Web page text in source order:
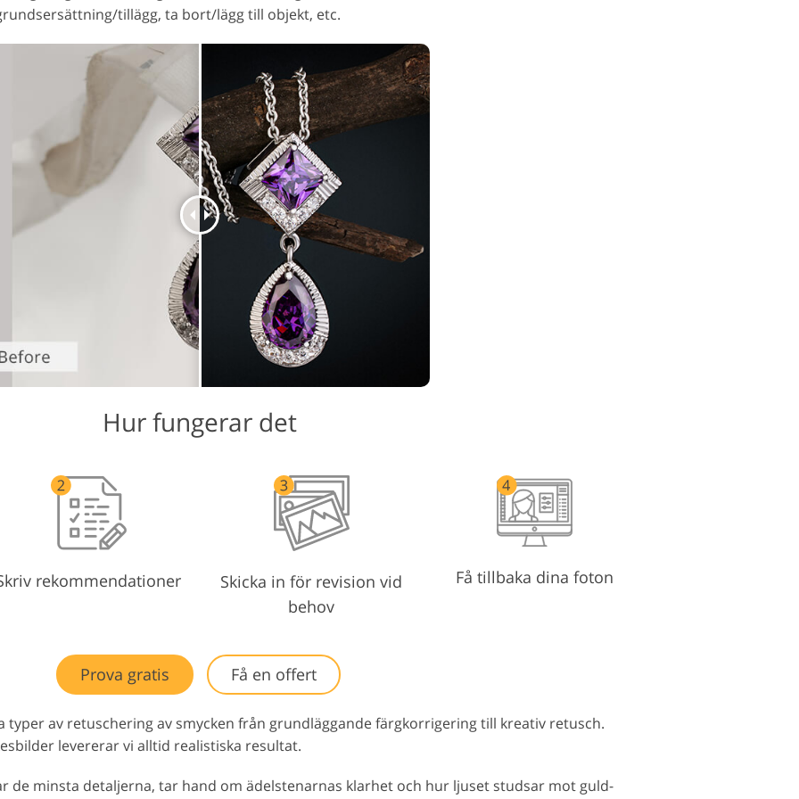
tillägg, ta bort/lägg till objekt, etc.
Hur fungerar det
rekommendationer
Skicka in för revision vid
behov
Få tillbaka dina foton
Prova gratis Få en offert
typer av retuschering av smycken från grundläggande färgkorrigering till kreativ retusch.
levererar vi alltid realistiska resultat.
de minsta detaljerna, tar hand om ädelstenarnas klarhet och hur ljuset studsar mot guld-